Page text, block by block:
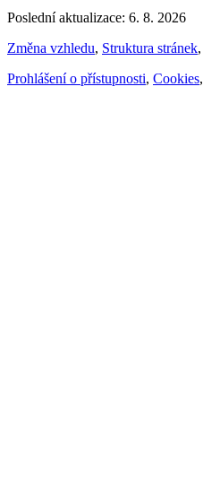
Poslední aktualizace: 6. 8. 2026
Změna vzhledu, Struktura stránek,
Prohlášení o přístupnosti, Cookies,